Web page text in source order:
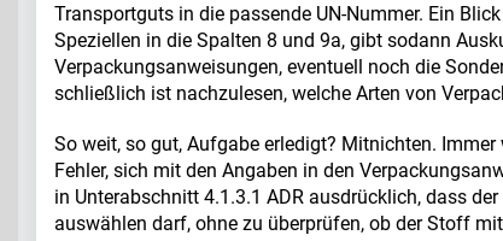
Transportguts in die passende UN-Nummer. Ein
Speziellen in die Spalten 8 und 9a, gibt sodann
Verpackungsanweisungen, eventuell noch die
schließlich ist nachzulesen, welche Arten von
So weit, so gut, Aufgabe erledigt? Mitnichten. Immer
Fehler, sich mit den Angaben in den
in Unterabschnitt 4.1.3.1 ADR ausdrücklich, dass
auswählen darf, ohne zu überprüfen, ob der Stoff